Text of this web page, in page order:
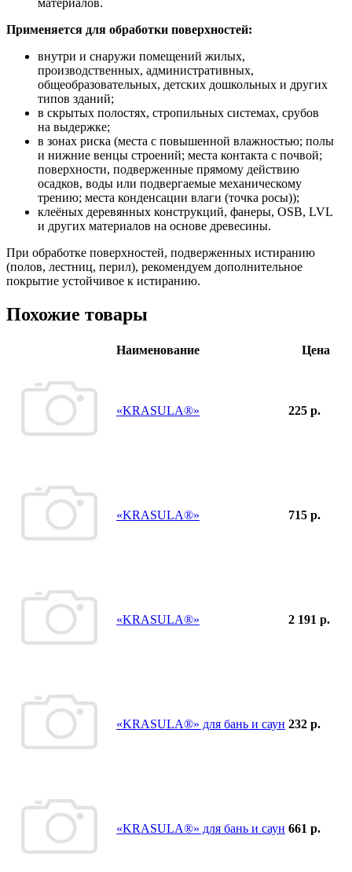
материалов.
Применяется для обработки поверхностей:
внутри и снаружи помещений жилых,
производственных, административных,
общеобразовательных, детских дошкольных и других
типов зданий;
в скрытых полостях, стропильных системах, срубов
на выдержке;
в зонах риска (места с повышенной влажностью; полы
и нижние венцы строений; места контакта с почвой;
поверхности, подверженные прямому действию
осадков, воды или подвергаемые механическому
трению; места конденсации влаги (точка росы));
клеёных деревянных конструкций, фанеры, OSB, LVL
и других материалов на основе древесины.
При обработке поверхностей, подверженных истиранию
(полов, лестниц, перил), рекомендуем дополнительное
покрытие устойчивое к истиранию.
Похожие товары
Наименование Цена
«KRASULA®» 225 р.
«KRASULA®» 715 р.
«KRASULA®» 2 191 р.
«KRASULA®» для бань и саун 232 р.
«KRASULA®» для бань и саун 661 р.